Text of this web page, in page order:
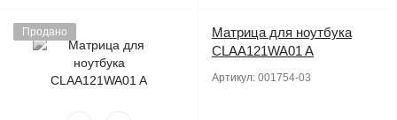
Продано
Матрица для ноутбука
CLAA121WA01 A
Артикул: 001754-03